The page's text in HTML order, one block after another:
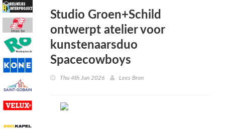
Studio Groen+Schild
ontwerpt atelier voor
kunstenaarsduo
Spacecowboys
Thu 4th Jun 2026 Lees Bron